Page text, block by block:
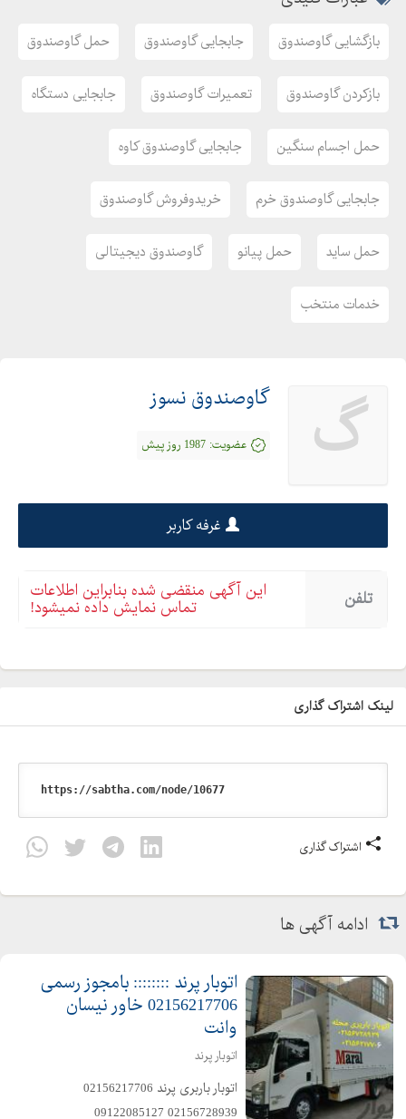
بازگشایی گاوصندوق جابجایی گاوصندوق حمل گاوصندوق
بازکردن گاوصندوق تعمیرات گاوصندوق جابجایی دستگاه
حمل اجسام سنگین جابجایی گاوصندوق کاوه
جابجایی گاوصندوق خرم خریدوفروش گاوصندوق
حمل ساید حمل پیانو گاوصندوق دیجیتالی
خدمات منتخب
گ گاوصندوق نسوز
عضویت: 1987 روز پیش
غرفه کاربر
تلفن این آگهی منقضی شده بنابراین اطلاعات
تماس نمایش داده نمیشود!
لینک اشتراک گذاری
اشتراک گذاری
ادامه آگهی ها
اتوبار پرند :::::::: بامجوز رسمی
02156217706 خاور نیسان
وانت
اتوبار پرند
️اتوبار باربری پرند️ 02156217706 ️
02156728939 ️09122085127 ️